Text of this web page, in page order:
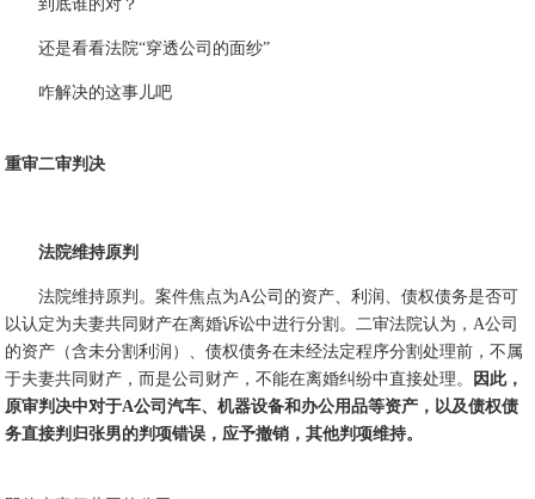
到底谁的对？
还是看看法院“穿透公司的面纱”
咋解决的这事儿吧
重审二审判决
法院维持原判
法院维持原判。案件焦点为A公司的资产、利润、债权债务是否可
以认定为夫妻共同财产在离婚诉讼中进行分割。二审法院认为，A公司
的资产（含未分割利润）、债权债务在未经法定程序分割处理前，不属
于夫妻共同财产，而是公司财产，不能在离婚纠纷中直接处理。
因此，
原审判决中对于A公司汽车、机器设备和办公用品等资产，以及债权债
务直接判归张男的判项错误，应予撤销，其他判项维持。